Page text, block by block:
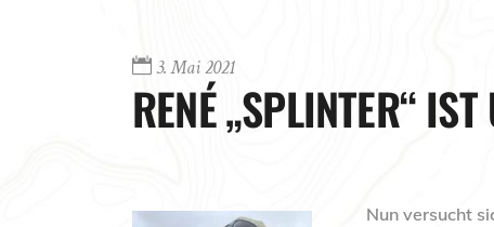
3. Mai 2021
RENÉ „SPLINTER“
Nun versucht